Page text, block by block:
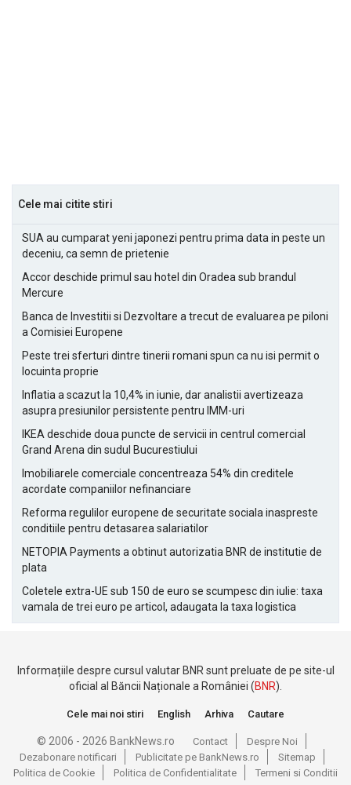
Cele mai citite stiri
SUA au cumparat yeni japonezi pentru prima data in peste un
deceniu, ca semn de prietenie
Accor deschide primul sau hotel din Oradea sub brandul
Mercure
Banca de Investitii si Dezvoltare a trecut de evaluarea pe piloni
a Comisiei Europene
Peste trei sferturi dintre tinerii romani spun ca nu isi permit o
locuinta proprie
Inflatia a scazut la 10,4% in iunie, dar analistii avertizeaza
asupra presiunilor persistente pentru IMM-uri
IKEA deschide doua puncte de servicii in centrul comercial
Grand Arena din sudul Bucurestiului
Imobiliarele comerciale concentreaza 54% din creditele
acordate companiilor nefinanciare
Reforma regulilor europene de securitate sociala inaspreste
conditiile pentru detasarea salariatilor
NETOPIA Payments a obtinut autorizatia BNR de institutie de
plata
Coletele extra-UE sub 150 de euro se scumpesc din iulie: taxa
vamala de trei euro pe articol, adaugata la taxa logistica
Informațiile despre cursul valutar BNR sunt preluate de pe site-ul
oficial al Băncii Naționale a României (BNR).
Cele mai noi stiri English Arhiva Cautare
© 2006 - 2026 BankNews.ro Contact
Despre Noi
Dezabonare notificari
Publicitate pe BankNews.ro
Sitemap
Politica de Cookie
Politica de Confidentialitate Termeni si Conditii